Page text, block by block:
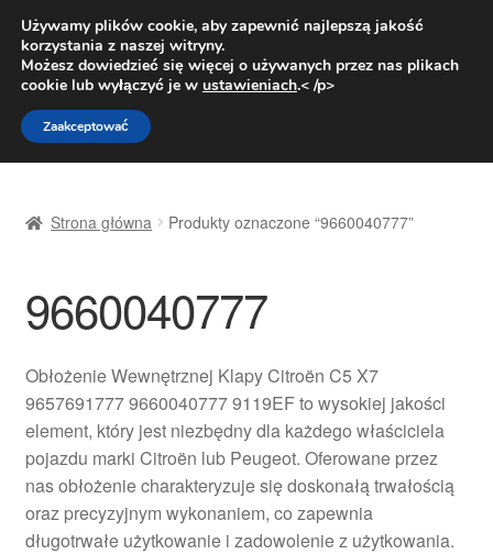
DOSTAWA od 31 zł
Pn.-pt. 9:00-16:00800 003 167
Przejdź
do
nawigacji
Przejdź
do
treści
Dostawa
Dostawa na cały świat
Moje konto
O nas
Płatności
Strona główna Produkty oznaczone “9660040777”
9660040777
Obłożenie Wewnętrznej Klapy Citroën C5 X7
9657691777 9660040777 9119EF to wysokiej jakości
element, który jest niezbędny dla każdego właściciela
pojazdu marki Citroën lub Peugeot. Oferowane przez
nas obłożenie charakteryzuje się doskonałą trwałością
oraz precyzyjnym wykonaniem, co zapewnia
długotrwałe użytkowanie i zadowolenie z użytkowania.
Używamy plików cookie, aby zapewnić najlepszą jakość
korzystania z naszej witryny.
Możesz dowiedzieć się więcej o używanych przez nas plikach
cookie lub wyłączyć je w ustawieniach.< /p>
Zaakceptować